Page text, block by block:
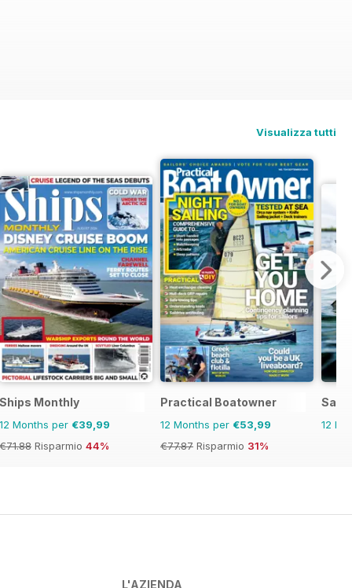
Visualizza tutti
Ships Monthly
12 Months per €39,99
€71.88 Risparmio 44%
Practical Boatowner
12 Months per €53,99
€77.87 Risparmio 31%
12
L'AZIENDA